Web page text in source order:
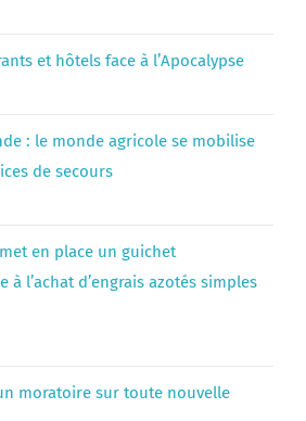
et hôtels face à l’Apocalypse
: le monde agricole se mobilise
de secours
en place un guichet
à l’achat d’engrais azotés simples
moratoire sur toute nouvelle